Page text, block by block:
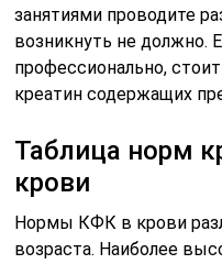
занятиями проводите
возникнуть не должно.
профессионально,
креатин содержащих
Таблица норм
крови
Нормы КФК в крови
возраста. Наиболее